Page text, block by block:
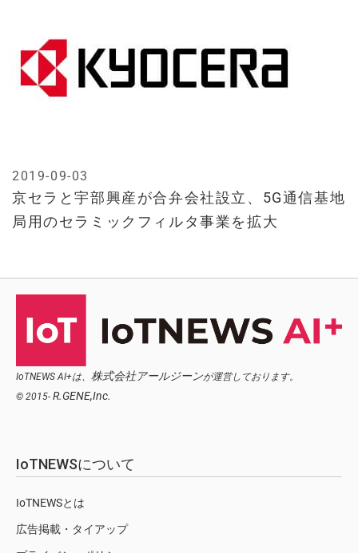
京セラと宇部興産が合弁会社設立、5G通信基地
局用のセラミックフィルタ事業を拡大
2019-09-03
IoTNEWS AI+は、 株式会社アールジーンが運営しております。
© 2015- R.GENE,Inc.
IoTNEWSについて
IoTNEWSとは
広告掲載・タイアップ